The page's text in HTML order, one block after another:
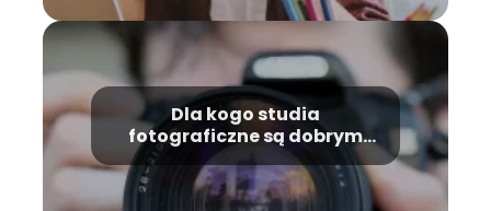
Dla kogo studia
fotograficzne są dobrym
wyborem?